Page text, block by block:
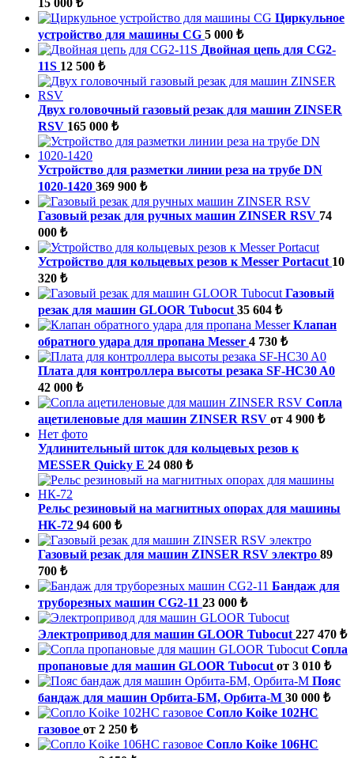
Циркульное
устройство для машины CG 5 000 ₺
Двойная цепь для CG2-
11S 12 500 ₺
Двух головочный газовый резак для машин ZINSER
RSV 165 000 ₺
Устройство для разметки линии реза на трубе DN
1020-1420 369 900 ₺
Газовый резак для ручных машин ZINSER RSV 74
000 ₺
Устройство для кольцевых резов к Messer Portacut 10
320 ₺
Газовый
резак для машин GLOOR Tubocut 35 604 ₺
Клапан
обратного удара для пропана Messer 4 730 ₺
Плата для контроллера высоты резака SF-HC30 A0
42 000 ₺
Cопла
ацетиленовые для машин ZINSER RSV от 4 900 ₺
Нет фото
Удлинительный шток для кольцевых резов к
MESSER Quicky E 24 080 ₺
Рельс резиновый на магнитных опорах для машины
НК-72 94 600 ₺
Газовый резак для машин ZINSER RSV электро 89
700 ₺
Бандаж для
труборезных машин CG2-11 23 000 ₺
Электропривод для машин GLOOR Tubocut 227 470 ₺
Cопла
пропановые для машин GLOOR Tubocut от 3 010 ₺
Пояс
бандаж для машин Орбита-БМ, Орбита-М 30 000 ₺
Сопло Koike 102НС
газовое от 2 250 ₺
Сопло Koike 106НС